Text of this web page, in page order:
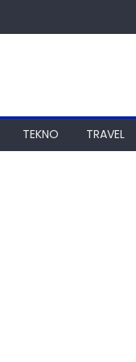
TEKNO TRAVEL